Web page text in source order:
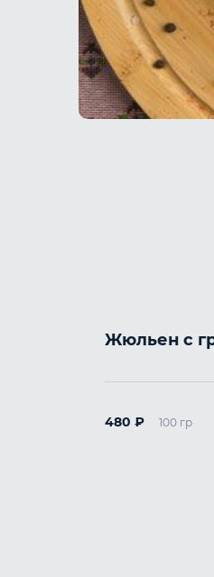
Жюльен с
480 ₽ 100 гр